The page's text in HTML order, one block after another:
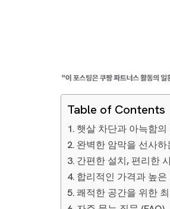
Table of Contents
햇살 차단과 아늑함
완벽한 암막을 선사
간편한 설치, 편리한
합리적인 가격과 높은
쾌적한 공간을 위한